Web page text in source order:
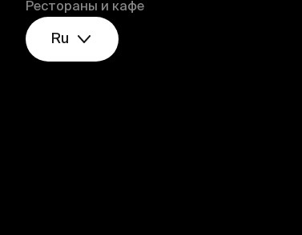
Рестораны и кафе
Ru